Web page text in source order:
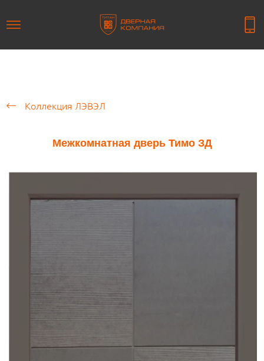
Коллекция ЛЭВЭЛ
Межкомнатная дверь Тимо ЗД